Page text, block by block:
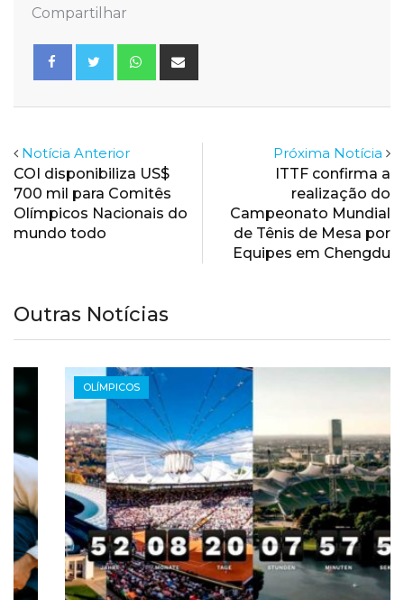
Compartilhar
Whatsapp
Notícia Anterior
COI disponibiliza US$
700 mil para Comitês
Olímpicos Nacionais do
mundo todo
Próxima Notícia
ITTF confirma a
realização do
Campeonato Mundial
de Tênis de Mesa por
Equipes em Chengdu
Outras Notícias
OLÍMPICOS